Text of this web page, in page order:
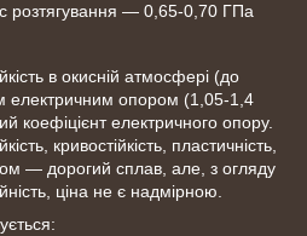
— 0,65-0,70 ГПа
в окисній атмосфері (до
електричним опором (1,05-1,4
коефіцієнт електричного опору.
кривостійкість, пластичність,
— дорогий сплав, але, з огляду
ціна не є надмірною.